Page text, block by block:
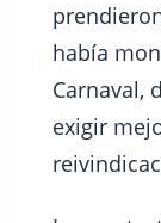
había
Carnaval,
exigir